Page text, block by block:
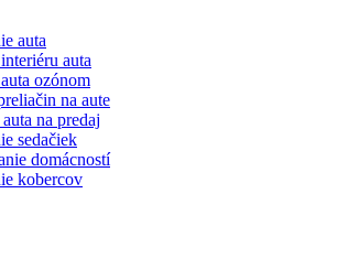
auta
auta
ozónom
na aute
na predaj
sedačiek
domácností
kobercov